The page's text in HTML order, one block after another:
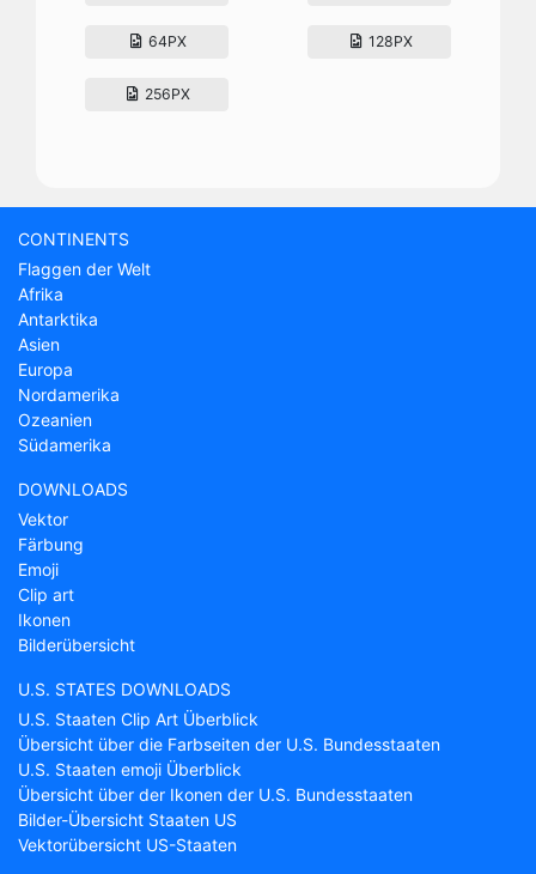
64PX 128PX
256PX
CONTINENTS
Flaggen der Welt
Afrika
Antarktika
Asien
Europa
Nordamerika
Ozeanien
Südamerika
DOWNLOADS
Vektor
Färbung
Emoji
Clip art
Ikonen
Bilderübersicht
U.S. STATES DOWNLOADS
U.S. Staaten Clip Art Überblick
Übersicht über die Farbseiten der U.S. Bundesstaaten
U.S. Staaten emoji Überblick
Übersicht über der Ikonen der U.S. Bundesstaaten
Bilder-Übersicht Staaten US
Vektorübersicht US-Staaten